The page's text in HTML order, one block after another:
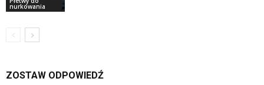
nurkowania
ZOSTAW ODPOWIEDŹ